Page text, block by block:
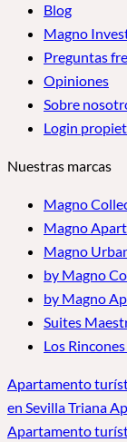
Blog
Magno
Preguntas
Opiniones
Sobre
Login
Nuestras marcas
Magno
Magno
Magno
by Magno
by Magno
Suites
Los
Apartamento
en Sevilla Triana
Apartamento